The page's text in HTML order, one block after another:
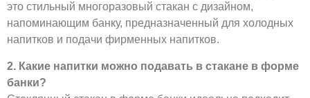
это стильный многоразовый стакан с дизайном,
напоминающим банку, предназначенный для холодных
напитков и подачи фирменных напитков.
2. Какие напитки можно подавать в стакане в форме
банки?